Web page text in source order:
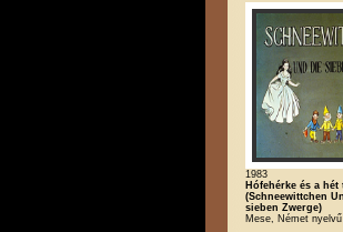
1983
Hófehérke és a hét
(Schneewittchen
sieben Zwerge)
Mese, Német nyelvű